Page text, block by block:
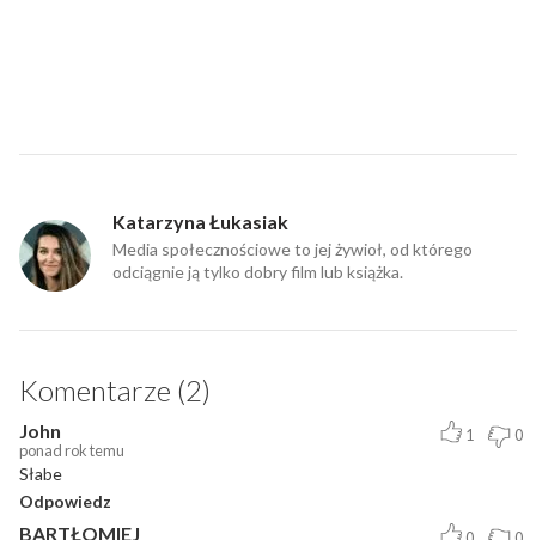
Katarzyna Łukasiak
Media społecznościowe to jej żywioł, od którego
odciągnie ją tylko dobry film lub książka.
Komentarze (2)
John
ponad rok temu
1 0
Słabe
Odpowiedz
BARTŁOMIEJ